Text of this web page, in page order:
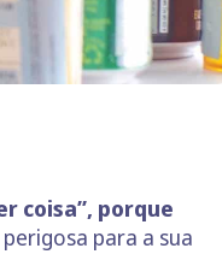
coisa”, porque
para a sua